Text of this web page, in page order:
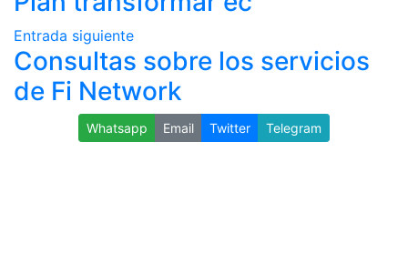
Entrada siguiente
Consultas sobre los servicios
de Fi Network
Whatsapp Email Twitter Telegram